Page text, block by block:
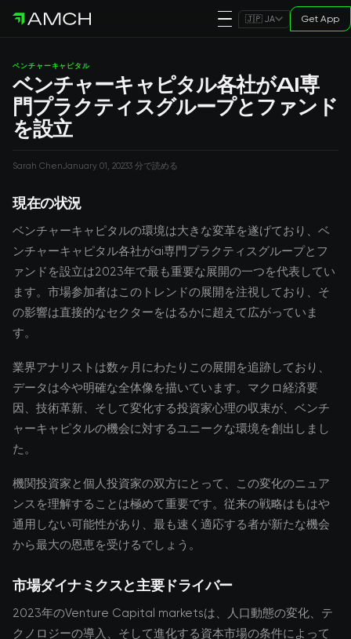
🇯🇵 JA Get App
ベンチャーキャピタル
ベンチャーキャピタル各社がAI専
門プラクティスグループとファンド
を設立
Sarah ChenJanuary 01, 20233 分で読める
現在の状況
ベンチャーキャピタルの環境は大きな変革を遂げており、ベ
ンチャーキャピタル各社がai専門プラクティスグループとフ
ァンドを設立は2023年で最も重要な展開の一つを代表してい
ます。市場参加者はこのトレンドの展開を注視しており、そ
の影響は直接的なセクターをはるかに超えて広がっていま
す。
業界アナリストは数ヶ月にわたりこの展開を追跡しており、
データは今や明確な全体像を描いています。マクロ経済要
因、技術革新、そして変化する投資家心理の収束が、ベンチ
ャーキャピタルの機会に対するユニークな環境を創出しまし
た。
機関投資家と個人投資家の双方にとって、この変化のニュア
ンスを理解することは極めて重要です。従来の戦略はもはや
通用しない可能性があり、最も速く適応する者が新たな機会
から最大の恩恵を受けるでしょう。
市場ダイナミクスと主要ドライバー
2023年のVenture Capital marketsは、人口動態の変化、テ
クノロジーの導入、そして進化する資本市場の条件によって